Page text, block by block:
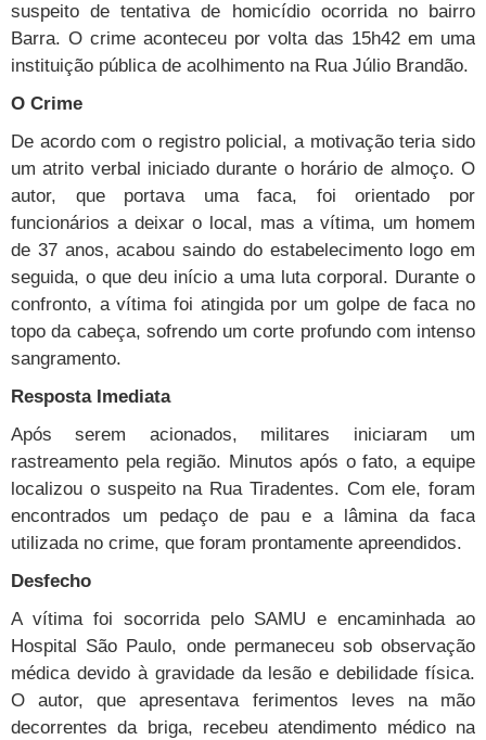
suspeito de tentativa de homicídio ocorrida no bairro
Barra. O crime aconteceu por volta das 15h42 em uma
instituição pública de acolhimento na Rua Júlio Brandão.
O Crime
De acordo com o registro policial, a motivação teria sido
um atrito verbal iniciado durante o horário de almoço. O
autor, que portava uma faca, foi orientado por
funcionários a deixar o local, mas a vítima, um homem
de 37 anos, acabou saindo do estabelecimento logo em
seguida, o que deu início a uma luta corporal. Durante o
confronto, a vítima foi atingida por um golpe de faca no
topo da cabeça, sofrendo um corte profundo com intenso
sangramento.
Resposta Imediata
Após serem acionados, militares iniciaram um
rastreamento pela região. Minutos após o fato, a equipe
localizou o suspeito na Rua Tiradentes. Com ele, foram
encontrados um pedaço de pau e a lâmina da faca
utilizada no crime, que foram prontamente apreendidos.
Desfecho
A vítima foi socorrida pelo SAMU e encaminhada ao
Hospital São Paulo, onde permaneceu sob observação
médica devido à gravidade da lesão e debilidade física.
O autor, que apresentava ferimentos leves na mão
decorrentes da briga, recebeu atendimento médico na